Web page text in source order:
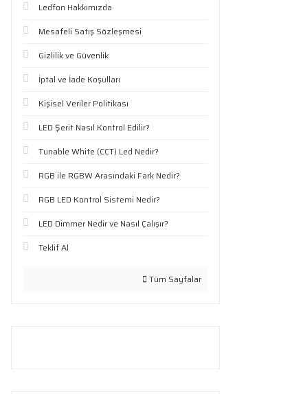
Ledfon Hakkımızda
Mesafeli Satış Sözleşmesi
Gizlilik ve Güvenlik
İptal ve İade Koşulları
Kişisel Veriler Politikası
LED Şerit Nasıl Kontrol Edilir?
Tunable White (CCT) Led Nedir?
RGB ile RGBW Arasındaki Fark Nedir?
RGB LED Kontrol Sistemi Nedir?
LED Dimmer Nedir ve Nasıl Çalışır?
Teklif Al
Tüm Sayfalar